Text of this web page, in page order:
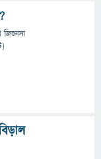
জিজ্ঞাসা